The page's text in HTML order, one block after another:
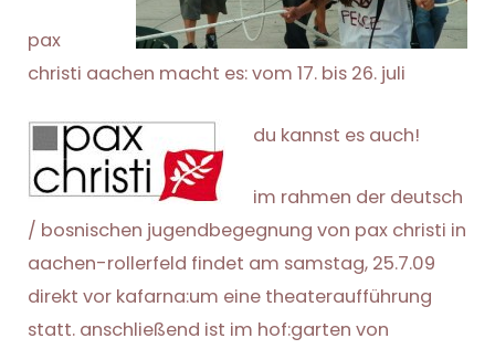
pax
christi aachen macht es: vom 17. bis 26. juli
du kannst es auch!
im rahmen der deutsch
/ bosnischen jugendbegegnung von pax christi in
aachen-rollerfeld findet am samstag, 25.7.09
direkt vor kafarna:um eine theateraufführung
statt. anschließend ist im hof:garten von